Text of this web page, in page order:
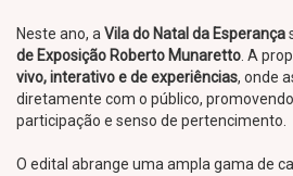
Neste ano, a Vila do Natal da Esperança
de Exposição Roberto Munaretto . A
vivo, interativo e de experiências, onde
diretamente com o público,
participação e senso de pertencimento.
O edital abrange uma ampla gama de